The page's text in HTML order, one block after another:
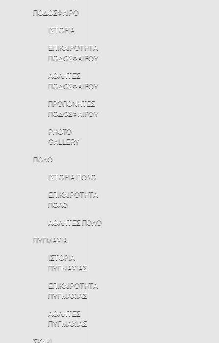
ΠΟΔΟΣΦΑΙΡΟ
ΙΣΤΟΡΙΑ
ΕΠΙΚΑΙΡΟΤΗΤΑ
ΠΟΔΟΣΦΑΙΡΟΥ
ΑΘΛΗΤΕΣ
ΠΟΔΟΣΦΑΙΡΟΥ
ΠΡΟΠΟΝΗΤΕΣ
ΠΟΔΟΣΦΑΙΡΟΥ
PHOTO
GALLERY
ΠΟΛΟ
ΙΣΤΟΡΙΑ ΠΟΛΟ
ΕΠΙΚΑΙΡΟΤΗΤΑ
ΠΟΛΟ
ΑΘΛΗΤΕΣ ΠΟΛΟ
ΠΥΓΜΑΧΙΑ
ΙΣΤΟΡΙΑ
ΠΥΓΜΑΧΙΑΣ
ΕΠΙΚΑΙΡΟΤΗΤΑ
ΠΥΓΜΑΧΙΑΣ
ΑΘΛΗΤΕΣ
ΠΥΓΜΑΧΙΑΣ
ΣΚΑΚΙ